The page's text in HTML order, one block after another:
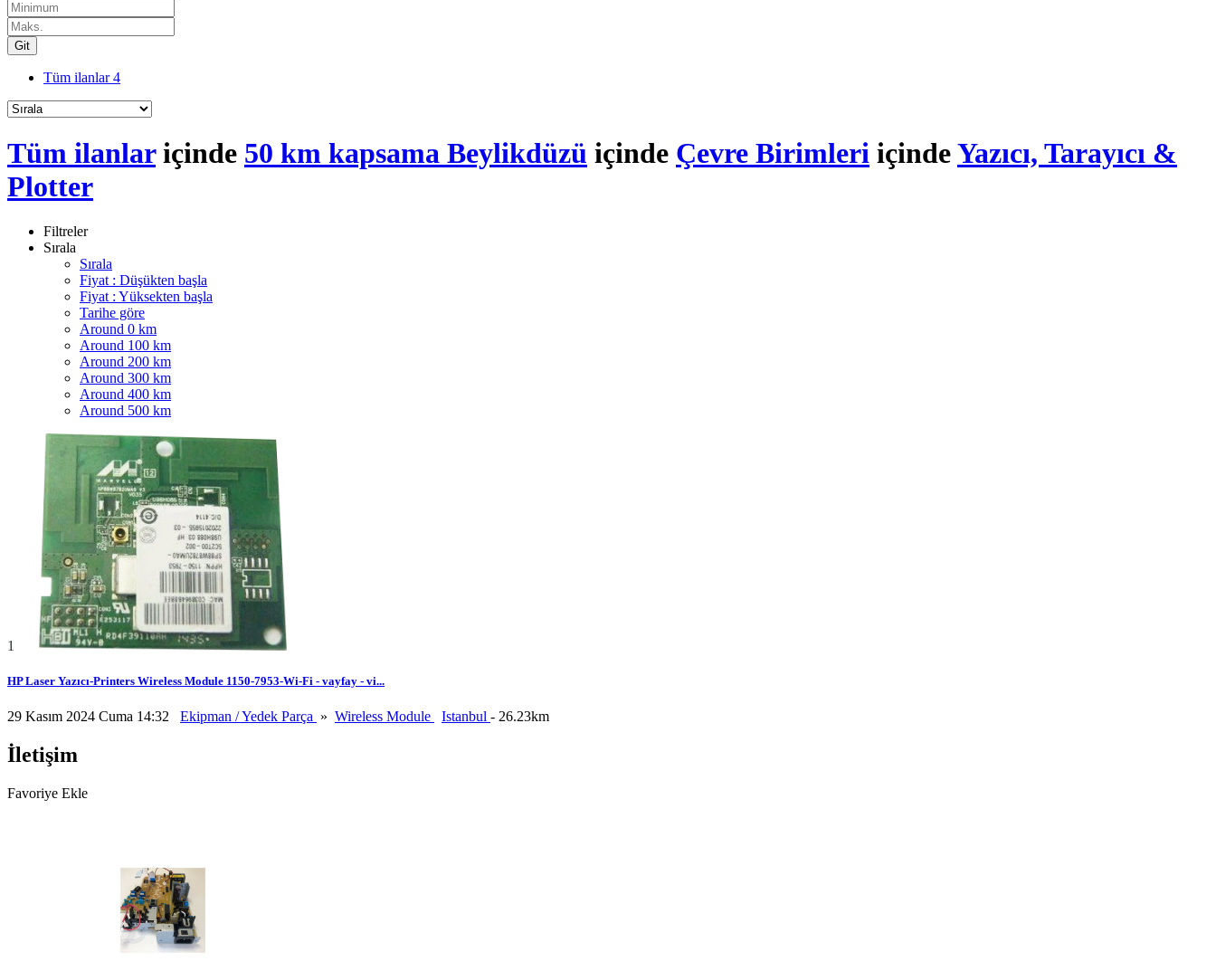
Git
Tüm ilanlar4
Tüm ilanlariçinde 50 km kapsama Beylikdüzü içinde Çevre Birimleri içindeYazıcı, Tarayıcı &
Plotter
Filtreler
Sırala
Sırala
Fiyat : Düşükten başla
Fiyat : Yüksekten başla
Tarihe göre
Around 0 km
Around 100 km
Around 200 km
Around 300 km
Around 400 km
Around 500 km
1
HP Laser Yazıcı-Printers Wireless Module 1150-7953-Wi-Fi - vayfay - vi...
29 Kasım 2024 Cuma 14:32 Ekipman / Yedek Parça » Wireless Module Istanbul - 26.23km
İletişim
Favoriye Ekle